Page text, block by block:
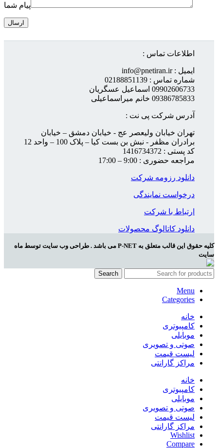
پیام شما
اطلاعات تماس :
ایمیل : info@pnetiran.ir
شماره تماس : 02188851139
09902606733 اسماعیل عسگریان
09386785833 خانم میراسماعیلی
آدرس شرکت پی نت :
تهران خیابان ولیعصر عج - خیابان دمشق – خیابان
برادران مظفر - نبش بن بست کیا – پلاک 100 – واحد 12
کد پستی : 1416734372
مراجعه حضوری : 9:00 – 17:00
دانلود رزومه شرکت
درخواست نمایندگی
ارتباط با شرکت
دانلود کاتالوگ محصولات
کلیه حقوق این قالب متعلق به P-NET می باشد . طراحی وب سایت توسط ماه
سایت
Search
Menu
Categories
خانه
کامپیوتری
موبایلی
صوتی و تصویری
لیست قیمت
مراکز گارانتی
خانه
کامپیوتری
موبایلی
صوتی و تصویری
لیست قیمت
مراکز گارانتی
Wishlist
Compare